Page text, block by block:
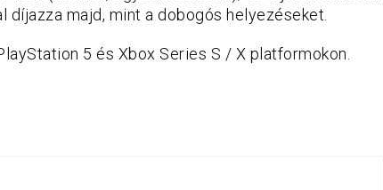
majd, mint a dobogós helyezéseket.
5 és Xbox Series S / X platformokon.